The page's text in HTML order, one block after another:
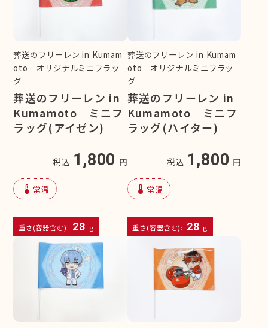
葬送のフリーレン in Kumam
oto オリジナルミニフラッ
グ
葬送のフリーレン in
Kumamoto ミニフ
ラッグ(アイゼン)
税込 1,800 円
device_thermostat 常温
重さ(容器含む): 28 g
葬送のフリーレン in Kumam
oto オリジナルミニフラッ
グ
葬送のフリーレン in
Kumamoto ミニフ
ラッグ(ハイター)
税込 1,800 円
device_thermostat 常温
重さ(容器含む): 28 g